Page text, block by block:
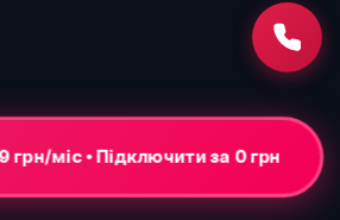
+ ONU-термінал